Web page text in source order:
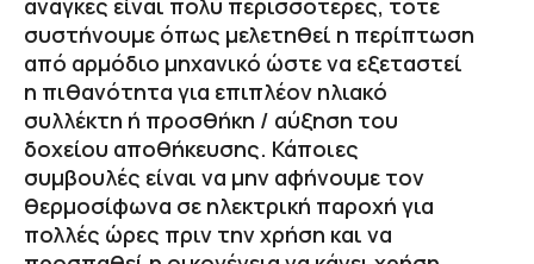
συστήνουμε όπως μελετηθεί η περίπτωση
από αρμόδιο μηχανικό ώστε να εξεταστεί
η πιθανότητα για επιπλέον ηλιακό
συλλέκτη ή προσθήκη / αύξηση του
δοχείου αποθήκευσης. Κάποιες
συμβουλές είναι να μην αφήνουμε τον
θερμοσίφωνα σε ηλεκτρική παροχή για
πολλές ώρες πριν την χρήση και να